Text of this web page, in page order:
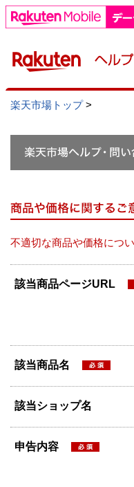
楽天市場トップ>
不適切な商品や価格につ
該当商品ページURL
該当商品名
該当ショップ名
申告内容